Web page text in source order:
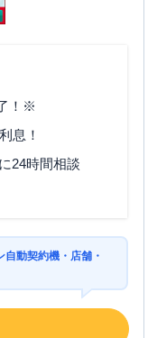
！※
息！
24時間相談
動契約機・店舗・